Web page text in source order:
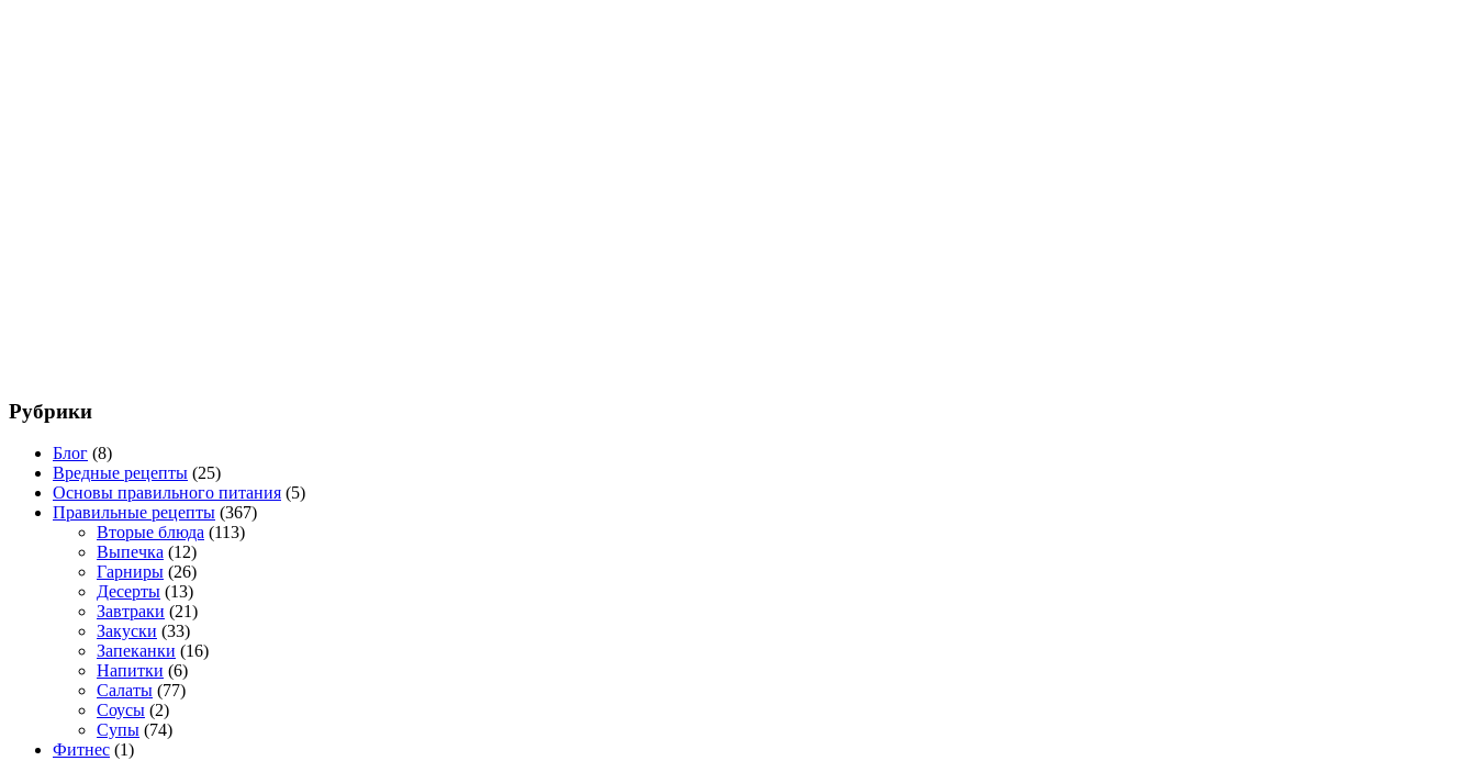
Рубрики
Блог (8)
Вредные рецепты (25)
Основы правильного питания (5)
Правильные рецепты (367)
Вторые блюда (113)
Выпечка (12)
Гарниры (26)
Десерты (13)
Завтраки (21)
Закуски (33)
Запеканки (16)
Напитки (6)
Салаты (77)
Соусы (2)
Супы (74)
Фитнес (1)